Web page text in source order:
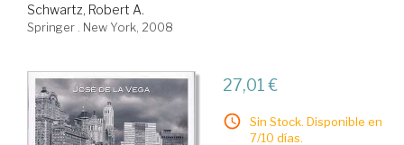
Schwartz, Robert A.
Springer . New York, 2008
27,01 €
Sin Stock. Disponible en
7/10 días.